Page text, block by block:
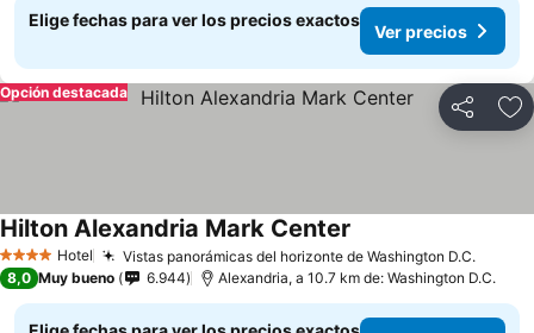
Elige fechas para ver los precios exactos
Ver precios
Compartir
Opción destacada
4 EstrellasHotel Vistas panorámicas del horizonte de Washington D.C.Ver
Hilton Alexandria Mark Center
8,0 Muy bueno 6.944 Alexandria, a 10.7 km de: Washington D.C.